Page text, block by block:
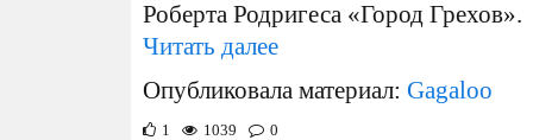
Роберта Родригеса «Город Грехов».
Читать далее
Опубликовала материал: Gagaloo
1 1039 0